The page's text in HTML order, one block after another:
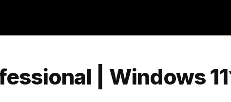
| Windows